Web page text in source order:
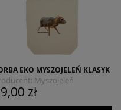
EKO MYSZOJELEŃ KLASYK
Myszojeleń
zł